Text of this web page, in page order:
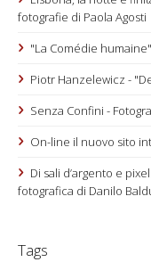
fotografie di Paola Agosti
"La Comédie
Piotr Hanzelewicz -
Senza Confini -
On-line il nuovo sito
Di sali d’argento e
fotografica di Danilo
Tags